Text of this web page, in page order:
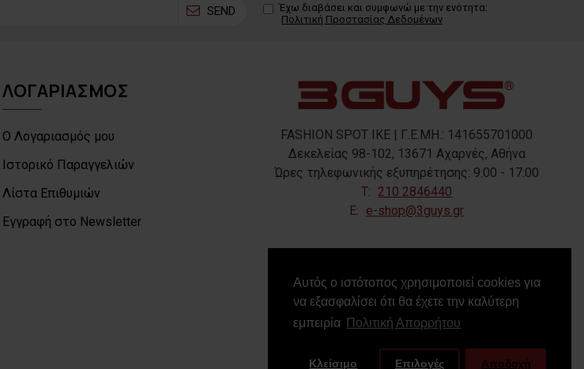
Αυτός ο ιστότοπος χρησιμοποιεί cookies για
να εξασφαλίσει ότι θα έχετε την καλύτερη
εμπειρία Πολιτική Απορρήτου
Κλείσιμο Επιλογές Αποδοχή
SEND
Έχω διαβάσει και συμφωνώ με την ενότητα:
Πολιτική Προστασίας Δεδομένων
ΛΟΓΑΡΙΑΣΜΟΣ
Ο Λογαριασμός μου
Ιστορικό Παραγγελιών
Λίστα Επιθυμιών
Εγγραφή στο Newsletter
FASHION SPOT IKE | Γ.Ε.ΜΗ.: 141655701000
Δεκελείας 98-102, 13671 Αχαρνές, Αθήνα
Ώρες τηλεφωνικής εξυπηρέτησης: 9:00 - 17:00
T: 210 2846440
E: e-shop@3guys.gr